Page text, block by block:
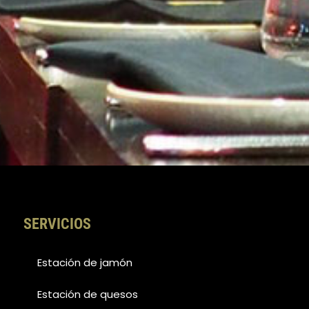
SERVICIOS
Estación de jamón
Estación de quesos